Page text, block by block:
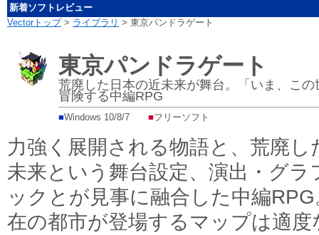
新着ソフトレビュー
Vectorトップ> ライブラリ > 東京パンドラゲート
東京パンドラゲート
荒廃した日本の近未来が舞台。「いま、こ
冒険する中編RPG
■Windows 10/8/7 ■フリーソフト
力強く展開される物語と、荒廃し
未来という舞台設定、演出・グラ
ックとが見事に融合した中編
在の都市が登場するマップは適度